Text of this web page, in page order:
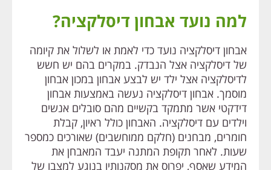
למה נועד אבחון דיסלקציה?
אבחון דיסלקציה נועד כדי לאמת או לשלול את קיומה
של דיסלקציה אצל הנבדק. במקרים בהם יש חשש
לדיסלקציה אצל ילד יש לבצע אבחון במכון אבחון
מוסמך. אבחון דיסלקציה נעשה באמצעות אבחון
דידקטי אשר מתמקד בקשיים מהם סובלים אנשים
וילדים עם דיסלקציה. האבחון כולל ראיון, קבלת
חומרים, מבחנים (חלקם ממוחשבים) שאורכים כמספר
שעות. לאחר תקופת המתנה יעבד המאבחן את
המידע שאסף, יפרוס את מסקנותיו בנוגע למצבו של